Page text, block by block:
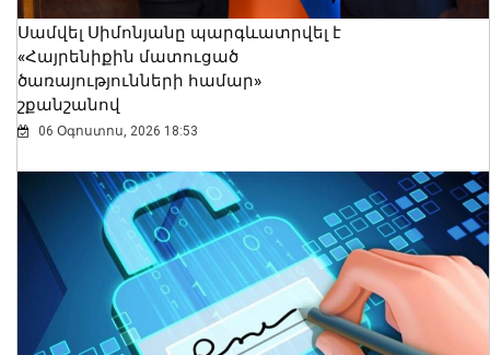
Սամվել Սիմոնյանը պարգևատրվել է
«Հայրենիքին մատուցած
ծառայությունների համար»
շքանշանով
06 Օգոստոս, 2026 18:53